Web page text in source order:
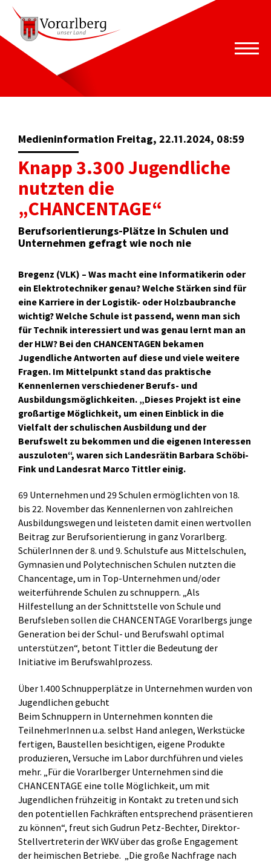
Medieninformation Freitag, 22.11.2024, 08:59
Knapp 3.300 Jugendliche
nutzten die
„CHANCENTAGE“
Berufsorientierungs-Plätze in Schulen und
Unternehmen gefragt wie noch nie
Bregenz (VLK) – Was macht eine Informatikerin oder
ein Elektrotechniker genau? Welche Stärken sind für
eine Karriere in der Logistik- oder Holzbaubranche
wichtig? Welche Schule ist passend, wenn man sich
für Technik interessiert und was genau lernt man an
der HLW? Bei den CHANCENTAGEN bekamen
Jugendliche Antworten auf diese und viele weitere
Fragen. Im Mittelpunkt stand das praktische
Kennenlernen verschiedener Berufs- und
Ausbildungsmöglichkeiten. „Dieses Projekt ist eine
großartige Möglichkeit, um einen Einblick in die
Vielfalt der schulischen Ausbildung und der
Berufswelt zu bekommen und die eigenen Interessen
auszuloten“, waren sich Landesrätin Barbara Schöbi-
Fink und Landesrat Marco Tittler einig.
69 Unternehmen und 29 Schulen ermöglichten von 18.
bis 22. November das Kennenlernen von zahlreichen
Ausbildungswegen und leisteten damit einen wertvollen
Beitrag zur Berufsorientierung in ganz Vorarlberg.
SchülerInnen der 8. und 9. Schulstufe aus Mittelschulen,
Gymnasien und Polytechnischen Schulen nutzten die
Chancentage, um in Top-Unternehmen und/oder
weiterführende Schulen zu schnuppern. „Als
Hilfestellung an der Schnittstelle von Schule und
Berufsleben sollen die CHANCENTAGE Vorarlbergs junge
Generation bei der Schul- und Berufswahl optimal
unterstützen“, betont Tittler die Bedeutung der
Initiative im Berufswahlprozess.
Über 1.400 Schnupperplätze in Unternehmen wurden von
Jugendlichen gebucht
Beim Schnuppern in Unternehmen konnten die
TeilnehmerInnen u.a. selbst Hand anlegen, Werkstücke
fertigen, Baustellen besichtigen, eigene Produkte
produzieren, Versuche im Labor durchführen und vieles
mehr. „Für die Vorarlberger Unternehmen sind die
CHANCENTAGE eine tolle Möglichkeit, um mit
Jugendlichen frühzeitig in Kontakt zu treten und sich
den potentiellen Fachkräften entsprechend präsentieren
zu können“, freut sich Gudrun Petz-Bechter, Direktor-
Stellvertreterin der WKV über das große Engagement
der heimischen Betriebe. „Die große Nachfrage nach